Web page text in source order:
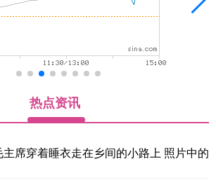
热点资讯
席穿着睡衣走在乡间的小路上 照片中的